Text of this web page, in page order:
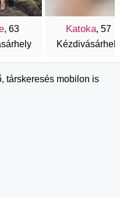
, 63
Katoka, 57
Kézdivásárhely
társkeresés mobilon is